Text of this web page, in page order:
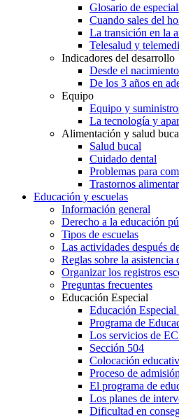
Glosario de
Cuando sales del
La transición en la
Telesalud y
Indicadores del desarrollo
Desde el
De los 3 años en
Equipo
Equipo y
La tecnología y
Alimentación y salud
Salud bucal
Cuidado dental
Problemas para
Trastornos
Educación y escuelas
Información general
Derecho a la educación
Tipos de escuelas
Las actividades después
Reglas sobre la
Organizar los registros
Preguntas frecuentes
Educación Especial
Educación Especial
Programa de
Los servicios de
Sección 504
Colocación
Proceso de
El programa de
Los planes de
Dificultad en